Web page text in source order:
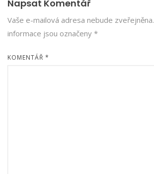
Napsat Komentář
Vaše e-mailová adresa nebude zveřejněna.
informace jsou označeny *
KOMENTÁŘ *